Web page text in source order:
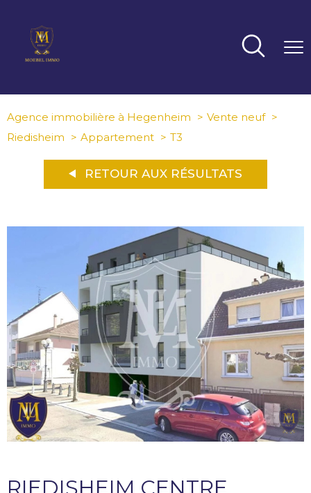
Agence immobilière à Hegenheim
Vente neuf
Riedisheim
Appartement T3
RETOUR AUX RÉSULTATS
RIEDISHEIM CENTRE